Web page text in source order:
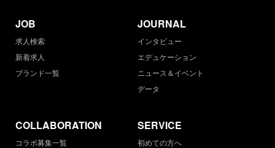
JOB
求人検索
新着求人
ブランド一覧
JOURNAL
インタビュー
エデュケーション
ニュース＆イベント
データ
COLLABORATION
コラボ募集一覧
SERVICE
初めての方へ